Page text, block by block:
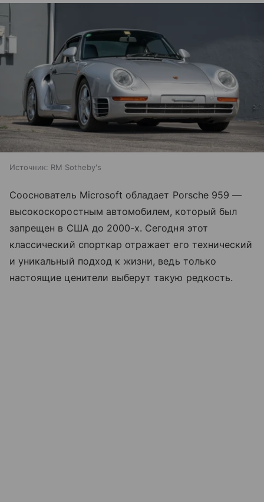
Источник: RM Sotheby's
Сооснователь Microsoft обладает Porsche 959 —
высокоскоростным автомобилем, который был
запрещен в США до 2000-х. Сегодня этот
классический спорткар отражает его технический
и уникальный подход к жизни, ведь только
настоящие ценители выберут такую редкость.